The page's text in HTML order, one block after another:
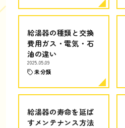
給湯器の種類と交換
費用ガス・電気・石
油の違い
2025.05.09
未分類
給湯器の寿命を延ば
すメンテナンス方法